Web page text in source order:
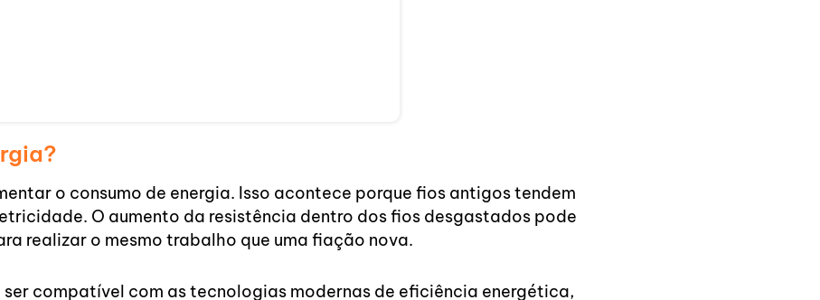
o consumo de energia. Isso acontece porque fios antigos tendem
O aumento da resistência dentro dos fios desgastados pode
realizar o mesmo trabalho que uma fiação nova.
compatível com as tecnologias modernas de eficiência energética,